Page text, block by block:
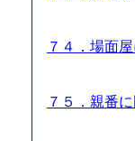
７４．場面
７５．親番